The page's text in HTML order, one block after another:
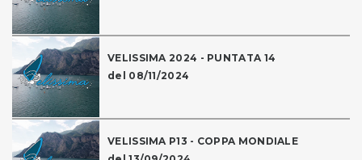
VELISSIMA 2024 - PUNTATA 14
del 08/11/2024
VELISSIMA P13 - COPPA MONDIALE